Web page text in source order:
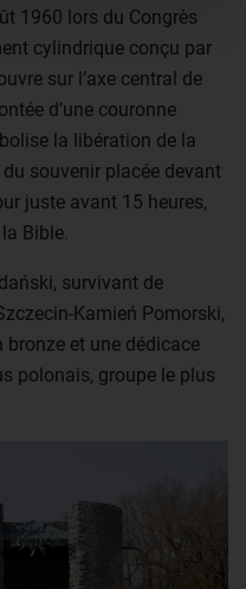
1960 lors du Congrès
cylindrique conçu par
sur l’axe central de
d’une couronne
la libération de la
souvenir placée devant
juste avant 15 heures,
Bible.
survivant de
Kamień Pomorski,
et une dédicace
polonais, groupe le plus